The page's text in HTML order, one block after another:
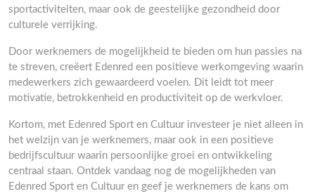
sportactiviteiten, maar ook de geestelijke gezondheid door
culturele verrijking.
Door werknemers de mogelijkheid te bieden om hun passies na
te streven, creëert Edenred een positieve werkomgeving waarin
medewerkers zich gewaardeerd voelen. Dit leidt tot meer
motivatie, betrokkenheid en productiviteit op de werkvloer.
Kortom, met Edenred Sport en Cultuur investeer je niet alleen in
het welzijn van je werknemers, maar ook in een positieve
bedrijfscultuur waarin persoonlijke groei en ontwikkeling
centraal staan. Ontdek vandaag nog de mogelijkheden van
Edenred Sport en Cultuur en geef je werknemers de kans om